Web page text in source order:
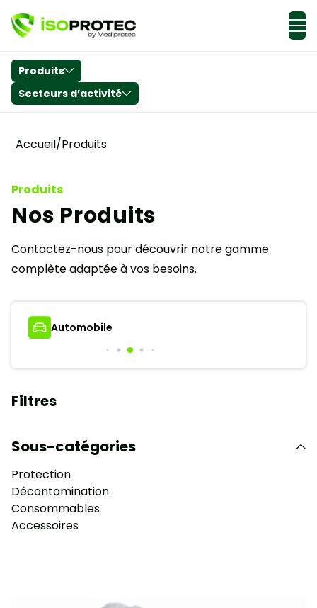
Secteurs d’activité
Produits
Accueil/Produits
Produits
Nos Produits
Contactez-nous pour découvrir notre gamme
complète adaptée à vos besoins.
Automobile
Filtres
Sous-catégories
Protection
Décontamination
Consommables
Accessoires